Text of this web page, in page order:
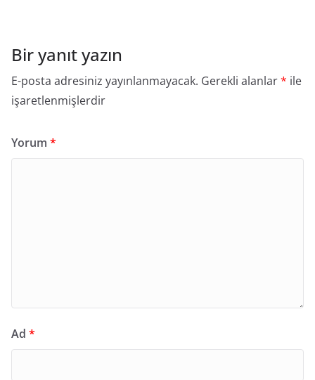
Bir yanıt yazın
E-posta adresiniz yayınlanmayacak. Gerekli alanlar* ile
işaretlenmişlerdir
Yorum *
Ad *